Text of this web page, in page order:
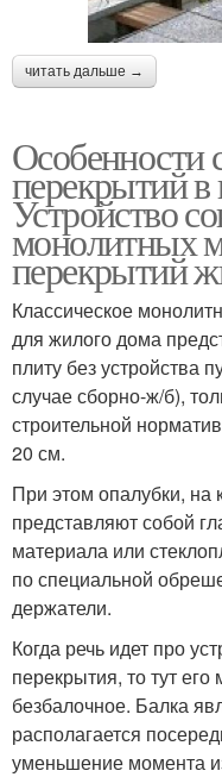
читать дальше →
Особенности
перекрытий
Устройство
монолитных
перекрытий
Классическое
для жилого дома
плиту без устройства
случае сборно-ж/б),
строительной
20 см.
При этом опалубки, на
представляют собой
материала или
по специальной
держатели.
Когда речь идет про
перекрытия, то тут
безбалочное. Балка
располагается
уменьшение момента